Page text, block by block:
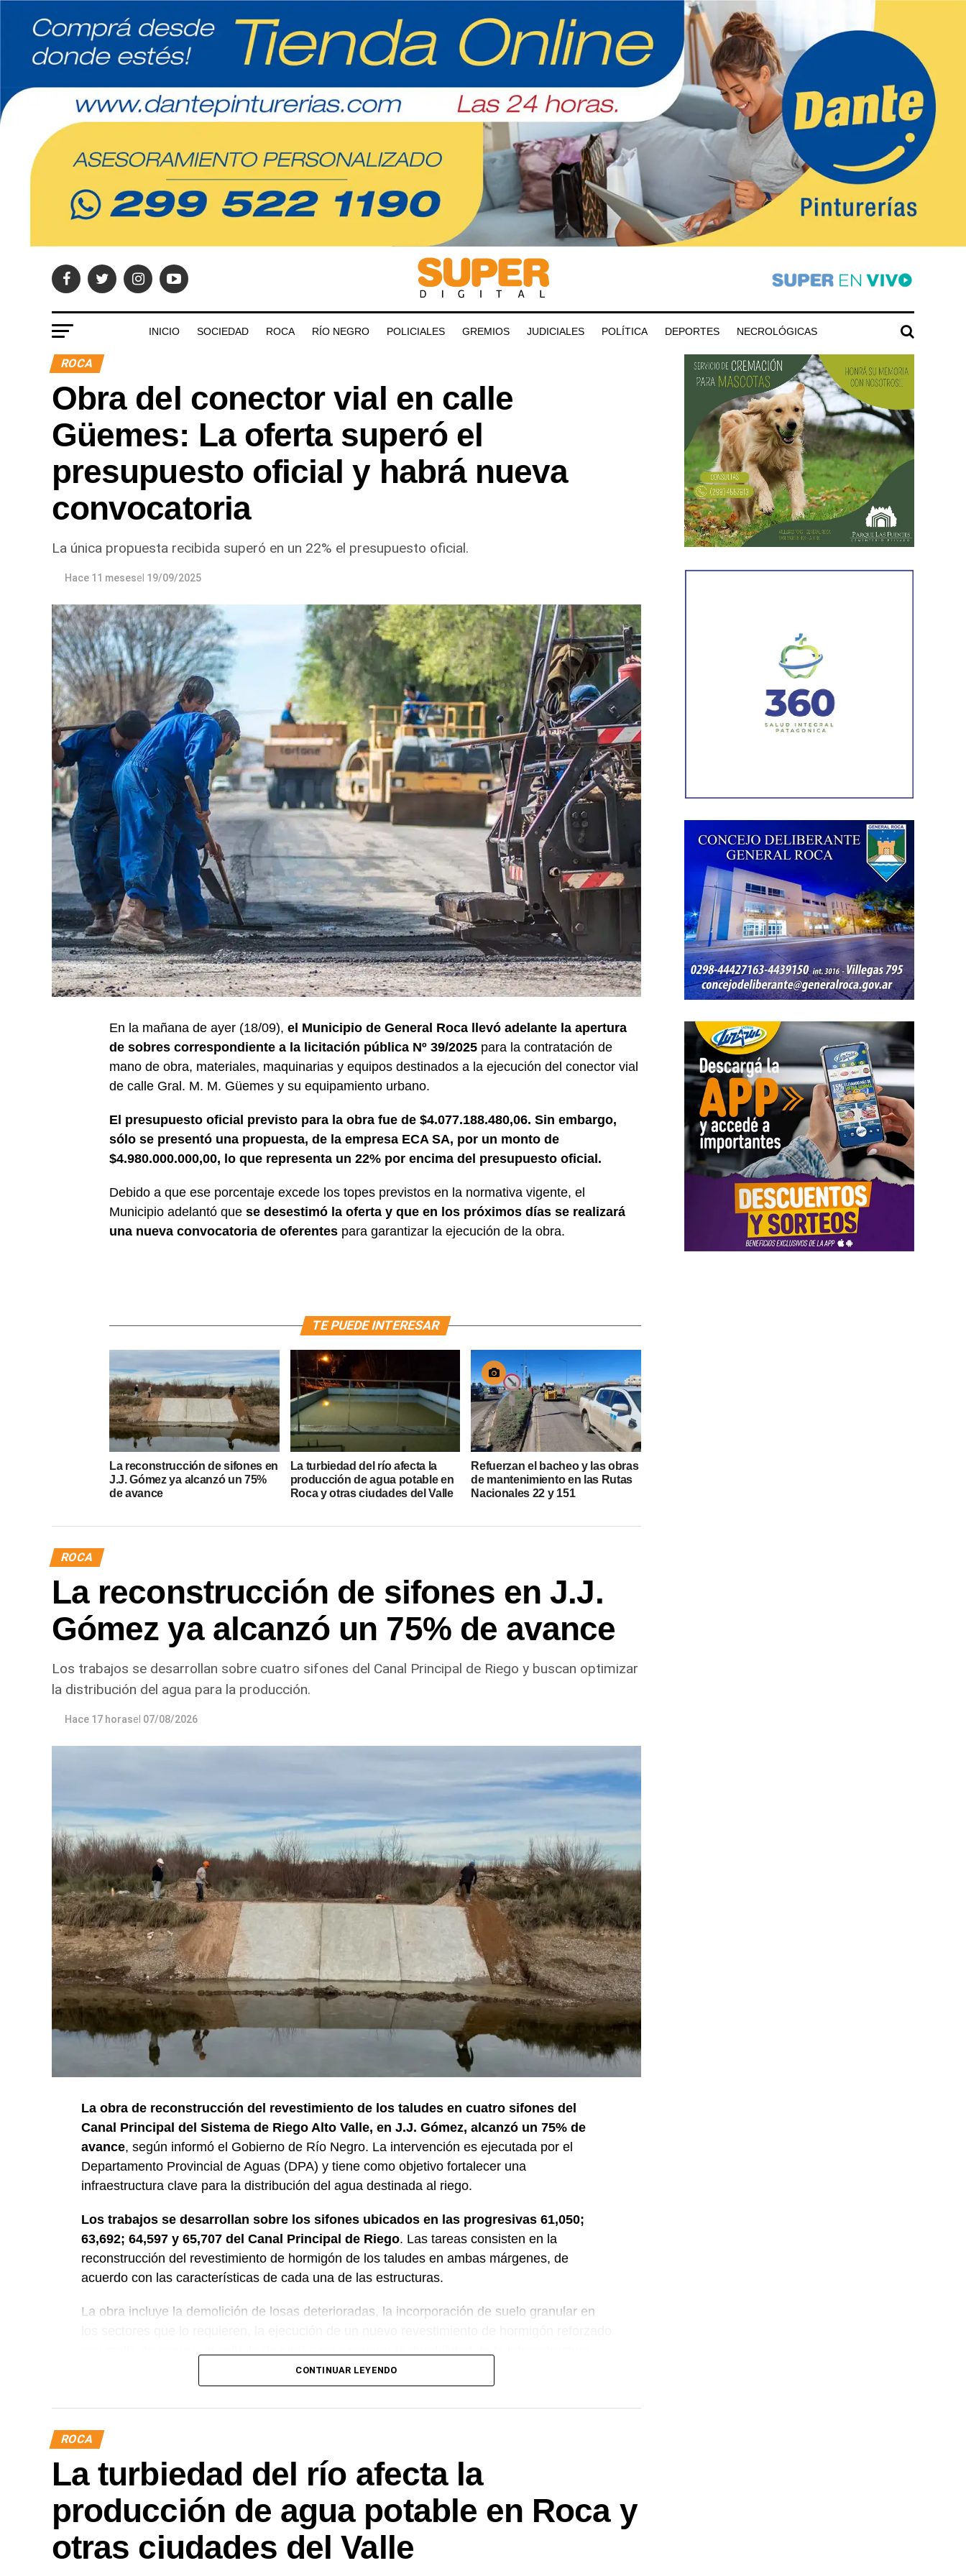
INICIO SOCIEDAD ROCA RÍO NEGRO POLICIALES GREMIOS JUDICIALES POLÍTICA DEPORTES NECROLÓGICAS
ROCA
Obra del conector vial en calle
Güemes: La oferta superó el
presupuesto oficial y habrá nueva
convocatoria
La única propuesta recibida superó en un 22% el presupuesto oficial.
Hace 11 mesesel 19/09/2025
En la mañana de ayer (18/09), el Municipio de General Roca llevó adelante la apertura
de sobres correspondiente a la licitación pública Nº 39/2025 para la contratación de
mano de obra, materiales, maquinarias y equipos destinados a la ejecución del conector vial
de calle Gral. M. M. Güemes y su equipamiento urbano.
El presupuesto oficial previsto para la obra fue de $4.077.188.480,06. Sin embargo,
sólo se presentó una propuesta, de la empresa ECA SA, por un monto de
$4.980.000.000,00, lo que representa un 22% por encima del presupuesto oficial.
Debido a que ese porcentaje excede los topes previstos en la normativa vigente, el
Municipio adelantó que se desestimó la oferta y que en los próximos días se realizará
una nueva convocatoria de oferentes para garantizar la ejecución de la obra.
TE PUEDE INTERESAR
La reconstrucción de sifones en
J.J. Gómez ya alcanzó un 75%
de avance
La turbiedad del río afecta la
producción de agua potable en
Roca y otras ciudades del Valle
Refuerzan el bacheo y las obras
de mantenimiento en las Rutas
Nacionales 22 y 151
ROCA
La reconstrucción de sifones en J.J.
Gómez ya alcanzó un 75% de avance
Los trabajos se desarrollan sobre cuatro sifones del Canal Principal de Riego y buscan optimizar
la distribución del agua para la producción.
Hace 17 horasel 07/08/2026
La obra de reconstrucción del revestimiento de los taludes en cuatro sifones del
Canal Principal del Sistema de Riego Alto Valle, en J.J. Gómez, alcanzó un 75% de
avance, según informó el Gobierno de Río Negro. La intervención es ejecutada por el
Departamento Provincial de Aguas (DPA) y tiene como objetivo fortalecer una
infraestructura clave para la distribución del agua destinada al riego.
Los trabajos se desarrollan sobre los sifones ubicados en las progresivas 61,050;
63,692; 64,597 y 65,707 del Canal Principal de Riego. Las tareas consisten en la
reconstrucción del revestimiento de hormigón de los taludes en ambas márgenes, de
acuerdo con las características de cada una de las estructuras.
La obra incluye la demolición de losas deterioradas, la incorporación de suelo granular en
Desde el DPA destacaron que esta intervención forma parte del plan de mantenimiento y
eficiente y seguro para los productores del Alto Valle.
CONTINUAR LEYENDO
ROCA
La turbiedad del río afecta la
producción de agua potable en Roca y
otras ciudades del Valle